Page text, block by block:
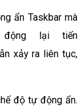
ẩn Taskbar mà
lại tiến
xảy ra liên tục,
độ tự động ẩn.